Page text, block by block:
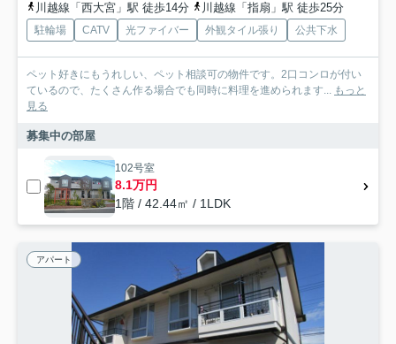
川越線「西大宮」駅 徒歩14分
川越線「指扇」駅 徒歩25分
駐輪場 CATV 光ファイバー 外観タイル張り 公共下水
ペット好きにもうれしい、ペット相談可の物件です。2口コンロが付い
ているので、たくさん作る場合でも同時に料理を進められます... もっと
見る
募集中の部屋
102号室
8.1万円
1階 / 42.44㎡ / 1LDK
アパート